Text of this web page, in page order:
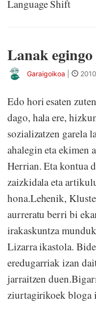
Language Shift
Lanak
Garaigoikoa
Edo hori esaten
dago, hala ere,
sozializatzen garela
ahalegin eta ekimen
Herrian. Eta kontua
zaizkidala eta
hona.Lehenik,
aurreratu berri bi
irakaskuntza
Lizarra ikastola.
eredugarriak izan
jarraitzen
ziurtagirikoek bloga